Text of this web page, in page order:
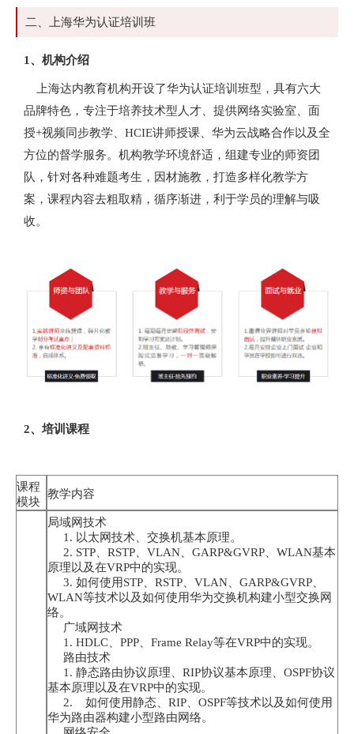
二、上海华为认证培训班
1、机构介绍
上海达内教育机构开设了华为认证培训班型，具有六大
品牌特色，专注于培养技术型人才、提供网络实验室、面
授+视频同步教学、HCIE讲师授课、华为云战略合作以及全
方位的督学服务。机构教学环境舒适，组建专业的师资团
队，针对各种难题考生，因材施教，打造多样化教学方
案，课程内容去粗取精，循序渐进，利于学员的理解与吸
收。
2、培训课程
课程
模块
教学内容
局域网技术
1. 以太网技术、交换机基本原理。
2. STP、RSTP、VLAN、GARP&GVRP、WLAN基本
原理以及在VRP中的实现。
3. 如何使用STP、RSTP、VLAN、GARP&GVRP、
WLAN等技术以及如何使用华为交换机构建小型交换网
络。
广域网技术
1. HDLC、PPP、Frame Relay等在VRP中的实现。
路由技术
1. 静态路由协议原理、RIP协议基本原理、OSPF协议
基本原理以及在VRP中的实现。
2. 如何使用静态、RIP、OSPF等技术以及如何使用
华为路由器构建小型路由网络。